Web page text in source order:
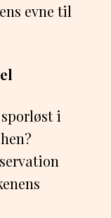
evne til
i